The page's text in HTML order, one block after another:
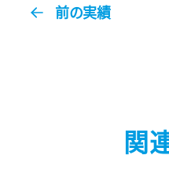
前の実績
関